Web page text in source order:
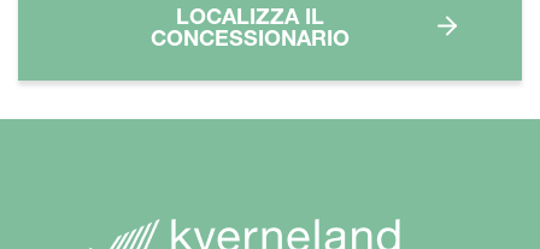
LOCALIZZA IL
CONCESSIONARIO